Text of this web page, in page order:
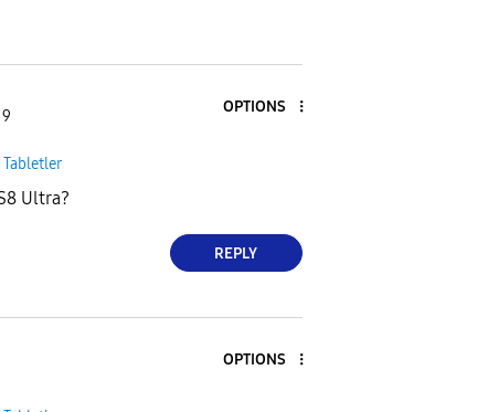
OPTIONS
Tabletler
Ultra?
REPLY
OPTIONS